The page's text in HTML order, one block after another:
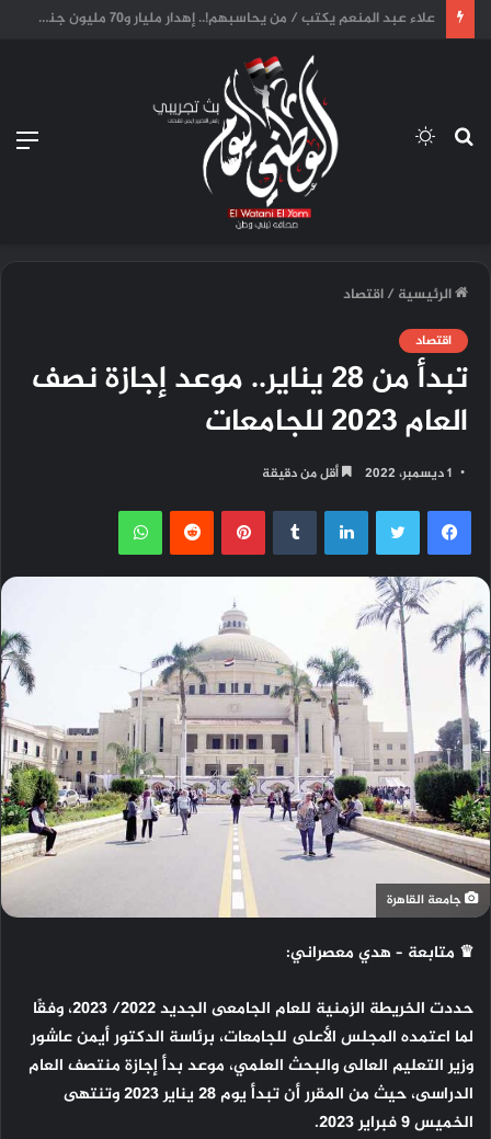
“المجتمعات العمرانية”: لا تغييرات مرتقبة لرؤساء أجهزة المدن الجديدة في الوقت الحالي.
بحث
الرئيسية /اقتصاد
اقتصاد
تبدأ من 28 يناير.. موعد إجازة نصف
العام 2023 للجامعات
1 ديسمبر، 2022 أقل من دقيقة
فيسبوكتويتر لينكدإن بينتيريست واتساب
جامعة القاهرة
♛ متابعة – هدي معصراني:
حددت الخريطة الزمنية للعام الجامعى الجديد 2022/ 2023، وفقًا
لما اعتمده المجلس الأعلى للجامعات، برئاسة الدكتور أيمن عاشور
وزير التعليم العالى والبحث العلمي، موعد بدأ إجازة منتصف العام
الدراسى، حيث من المقرر أن تبدأ يوم 28 يناير 2023 وتنتهى
الخميس 9 فبراير 2023.